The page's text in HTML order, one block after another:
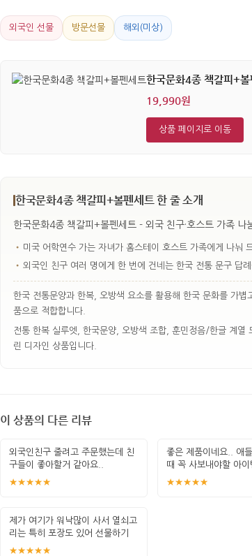
외국인 선물 방문선물 해외(미상)
한국문화4종 책갈피+볼
19,990원
상품 페이지로 이동
한국문화4종 책갈피+볼펜세트 한 줄 소개
한국문화4종 책갈피+볼펜세트 - 외국 친구·호스트 가족 나
• 미국 어학연수 가는 자녀가 홈스테이 호스트 가족에게 나눠
• 외국인 친구 여러 명에게 한 번에 건네는 한국 전통 문구 답
한국 전통문양과 한복, 오방색 요소를 활용해 한국 문화를 가
품으로 적합합니다.
전통 한복 실루엣, 한국문양, 오방색 조합, 훈민정음/한글 계열
린 디자인 상품입니다.
이 상품의 다른 리뷰
외국인친구 줄려고 주문했는데 친
구들이 좋아할거 같아요..
★★★★★
좋은 제품이네요.. 애
때 꼭 사보내야할 아이
잘 썻습
★★★★★
제가 여기가 워낙많이 사서 열쇠고
리는 특히 포장도 있어 선물하기
좋고 퀄
★★★★★